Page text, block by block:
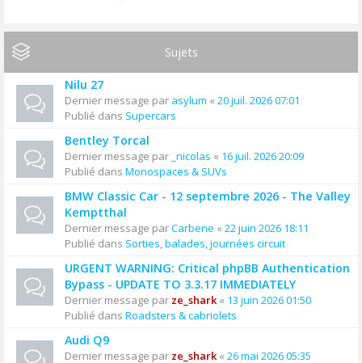
Sujets
Nilu 27
Dernier message par asylum « 20 juil. 2026 07:01
Publié dans Supercars
Bentley Torcal
Dernier message par _nicolas « 16 juil. 2026 20:09
Publié dans Monospaces & SUVs
BMW Classic Car - 12 septembre 2026 - The Valley
Kemptthal
Dernier message parCarbene « 22 juin 2026 18:11
Publié dans Sorties, balades, journées circuit
URGENT WARNING: Critical phpBB Authentication
Bypass - UPDATE TO 3.3.17 IMMEDIATELY
Dernier message par ze_shark« 13 juin 2026 01:50
Publié dans Roadsters & cabriolets
Audi Q9
Dernier message par ze_shark« 26 mai 2026 05:35